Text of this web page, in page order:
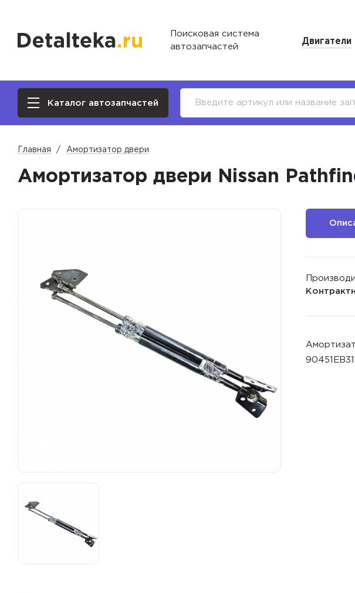
Поисковая система
автозапчастей
Двигатели
Каталог автозапчастей
Главная Амортизатор двери
Амортизатор двери Nissan